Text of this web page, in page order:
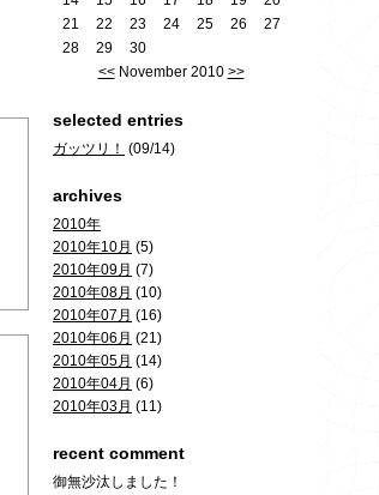
21
22 23 24 25 26
27
28
29
30
<<November 2010 >>
selected entries
ガッツリ！ (09/14)
archives
2010年
2010年10月 (5)
2010年09月 (7)
2010年08月 (10)
2010年07月 (16)
2010年06月 (21)
2010年05月 (14)
2010年04月 (6)
2010年03月 (11)
recent comment
御無沙汰しました！